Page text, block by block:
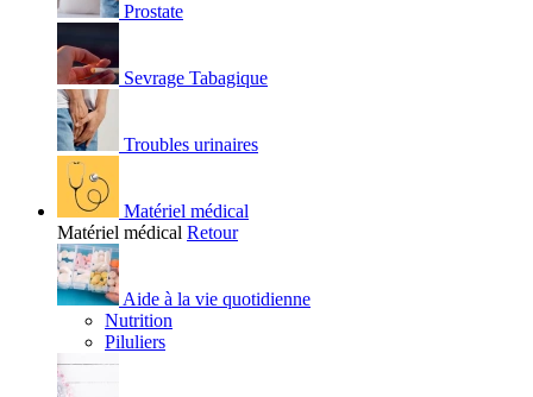
Prostate
Sevrage Tabagique
Troubles urinaires
Matériel médical
Matériel médical Retour
Aide à la vie quotidienne
Nutrition
Piluliers